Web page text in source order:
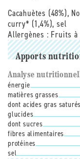
Cacahuètes (48%),
curry* (1,4%), sel
Allergènes : Fruits à
Apports
Analyse
énergie
matières grasses
dont acides gras
glucides
dont sucres
fibres alimentaires
protéines
sel